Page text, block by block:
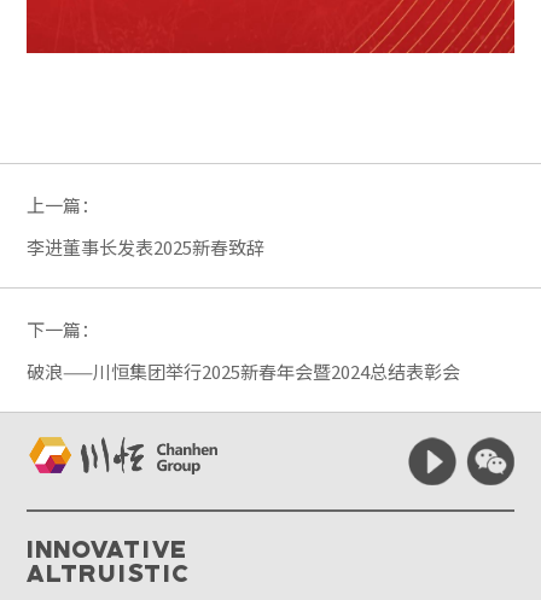
上一篇：
李进董事长发表2025新春致辞
下一篇：
破浪——川恒集团举行2025新春年会暨2024总结表彰会
Innovative
Altruistic